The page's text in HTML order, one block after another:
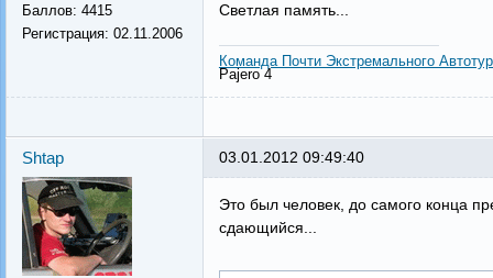
Баллов: 4415
Регистрация: 02.11.2006
Светлая память...
Команда Почти Экстремального
Pajero 4
Shtap 03.01.2012 09:49:40
Это был человек, до самого конца
сдающийся...